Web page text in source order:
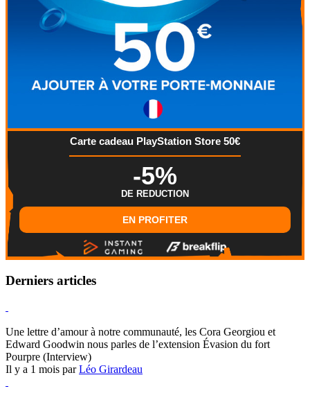
Carte cadeau PlayStation Store 50€
-5%
DE REDUCTION
EN PROFITER
Derniers articles
Une lettre d’amour à notre communauté, les Cora Georgiou et
Edward Goodwin nous parles de l’extension Évasion du fort
Pourpre (Interview)
Il y a 1 mois parLéo Girardeau